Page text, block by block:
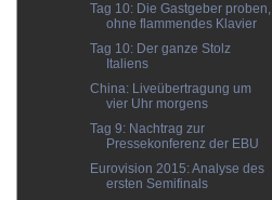
Tag 10: Die Gastgeber proben,
ohne flammendes Klavier
Tag 10: Der ganze Stolz
Italiens
China: Liveübertragung um
vier Uhr morgens
Tag 9: Nachtrag zur
Pressekonferenz der EBU
Eurovision 2015: Analyse des
ersten Semifinals